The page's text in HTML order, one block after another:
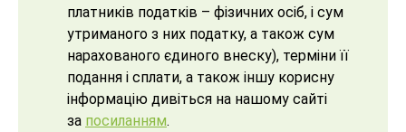
платників податків – фізичних осіб, і сум
утриманого з них податку, а також сум
нарахованого єдиного внеску), терміни її
подання і сплати, а також іншу корисну
інформацію дивіться на нашому сайті
за посиланням.